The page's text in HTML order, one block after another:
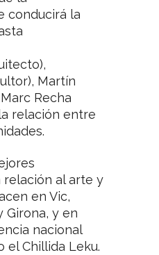
conducirá la
Martín
Recha
relación entre
al arte y
en Vic,
Girona, y en
nacional
el Chillida Leku.